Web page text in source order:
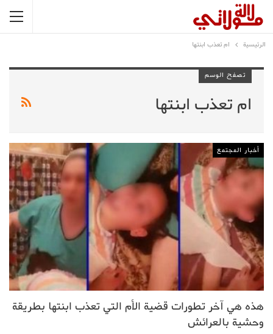
الرئيسية ام تعذب ابنتها
تصفح الوسم
ام تعذب ابنتها
أخبار المجتمع
هذه هي آخر تطورات قضية الأم التي تعذب ابنتها بطريقة
وحشية بالعرائش